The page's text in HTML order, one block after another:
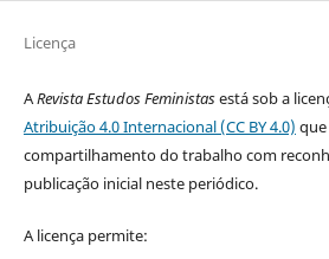
Licença
ARevista Estudos Feministasestá sob a
Atribuição 4.0 Internacional (CC BY 4.0)
compartilhamento do trabalho com
publicação inicial neste periódico.
A licença permite: